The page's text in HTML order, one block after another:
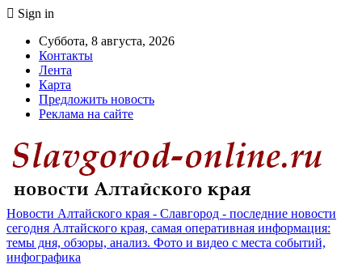
Sign in
Суббота, 8 августа, 2026
Контакты
Лента
Карта
Предложить новость
Реклама на сайте
Новости Алтайского края - Славгород - последние новости
сегодня Алтайского края, самая оперативная информация:
темы дня, обзоры, анализ. Фото и видео с места событий,
инфографика